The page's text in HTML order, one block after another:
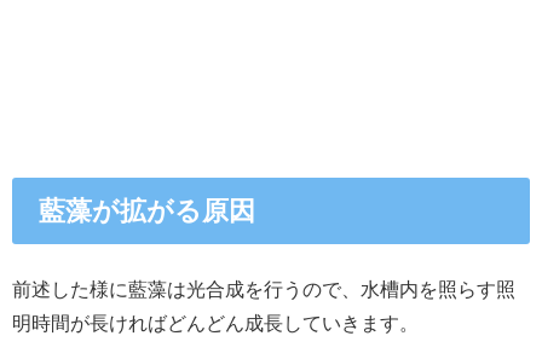
藍藻が拡がる原因
前述した様に藍藻は光合成を行うので、水槽内を照らす照
明時間が長ければどんどん成長していきます。